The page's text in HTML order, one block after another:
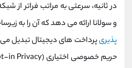
در ثانیه، سرعتی به مراتب فراتر از
و سولانا ارائه می ‌دهد که آن را به
‌پذیریپرداخت ‌های دیجیتال تبدیل می